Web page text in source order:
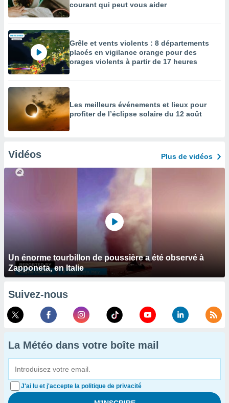
courant qui peut vous aider
Grêle et vents violents : 8 départements
placés en vigilance orange pour des
orages violents à partir de 17 heures
Les meilleurs événements et lieux pour
profiter de l’éclipse solaire du 12 août
Vidéos Plus de vidéos
Un énorme tourbillon de poussière a été observé à
Zapponeta, en Italie
Suivez-nous
La Météo dans votre boîte mail
J'ai lu et j'accepte la politique de privacité